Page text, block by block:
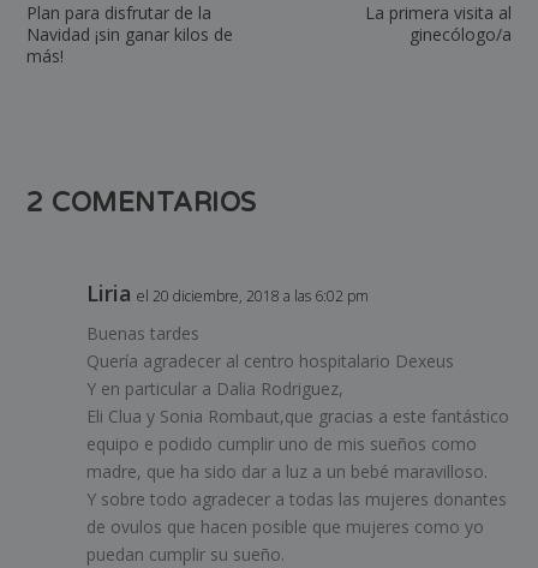
Plan para disfrutar de la
Navidad ¡sin ganar kilos de
más!
La primera visita al
ginecólogo/a
2 COMENTARIOS
Liria el 20 diciembre, 2018 a las 6:02 pm
Buenas tardes
Quería agradecer al centro hospitalario Dexeus
Y en particular a Dalia Rodriguez,
Eli Clua y Sonia Rombaut,que gracias a este fantástico
equipo e podido cumplir uno de mis sueños como
madre, que ha sido dar a luz a un bebé maravilloso.
Y sobre todo agradecer a todas las mujeres donantes
de ovulos que hacen posible que mujeres como yo
puedan cumplir su sueño.